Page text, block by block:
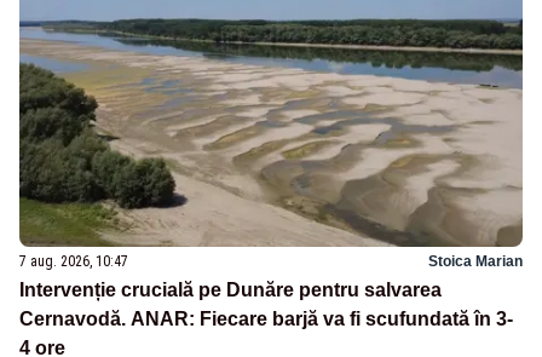
7 aug. 2026, 10:47 Stoica Marian
Intervenție crucială pe Dunăre pentru salvarea
Cernavodă. ANAR: Fiecare barjă va fi scufundată în 3-
4 ore